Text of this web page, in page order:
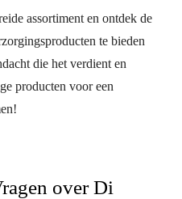
assortiment en ontdek de
te bieden
die het verdient en
producten voor een
over Di